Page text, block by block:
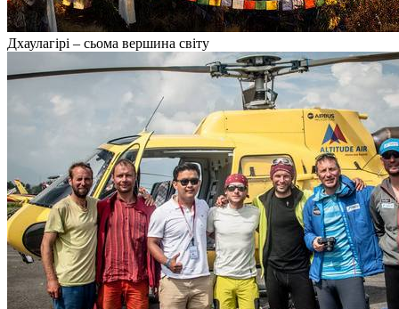
Дхаулагірі – сьома вершина світу